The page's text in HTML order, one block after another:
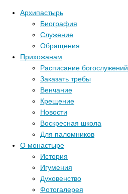
Архипастырь
Биография
Служение
Обращения
Прихожанам
Расписание богослужений
Заказать требы
Венчание
Крещение
Новости
Воскресная школа
Для паломников
О монастыре
История
Игумения
Духовенство
Фотогалерея